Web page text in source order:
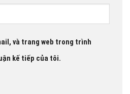
và trang web trong trình
kế tiếp của tôi.